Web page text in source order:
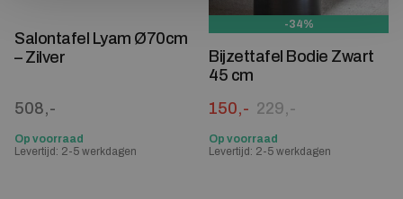
Salontafel Lyam Ø70cm
– Zilver
508,-
Op voorraad
Levertijd: 2-5 werkdagen
-34%
Bijzettafel Bodie Zwart
45 cm
229,-
Oorspronkelijke prijs
150,-
Huidige prijs is: 150,-.
Op voorraad
Levertijd: 2-5 werkdagen